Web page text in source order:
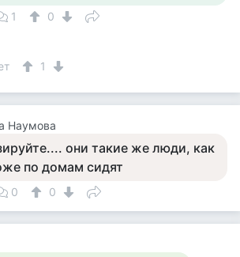
1 0
1
Наумова
они такие же люди, как
по домам сидят
0 0